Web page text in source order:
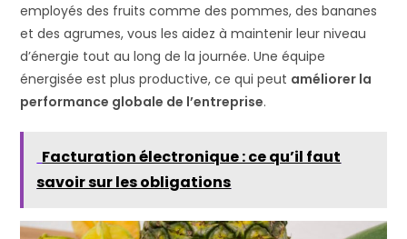
employés des fruits comme des pommes, des bananes
et des agrumes, vous les aidez à maintenir leur niveau
d’énergie tout au long de la journée. Une équipe
énergisée est plus productive, ce qui peut améliorer la
performance globale de l’entreprise.
Facturation électronique : ce qu’il faut
savoir sur les obligations